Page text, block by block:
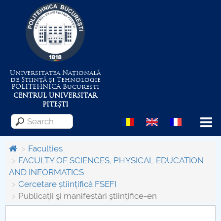
Universitatea Națională
de Știință și Tehnologie
POLITEHNICABucurești
CENTRUL UNIVERSITAR
PITEȘTI
Menu
About the University
Centrul de Management al Proiectelor
Faculties
FACULTY OF SCIENCES, PHYSICAL EDUCATION
AND INFORMATICS
Cercetare științifică FSEFI
Publicaţii şi manifestări ştiinţifice-en